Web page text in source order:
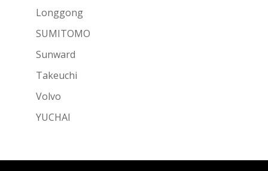
Longgong
SUMITOMO
Sunward
Takeuchi
Volvo
YUCHAI